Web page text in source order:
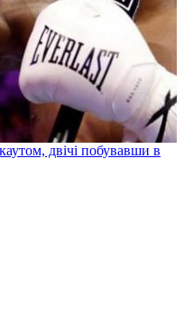
двічі побувавши в